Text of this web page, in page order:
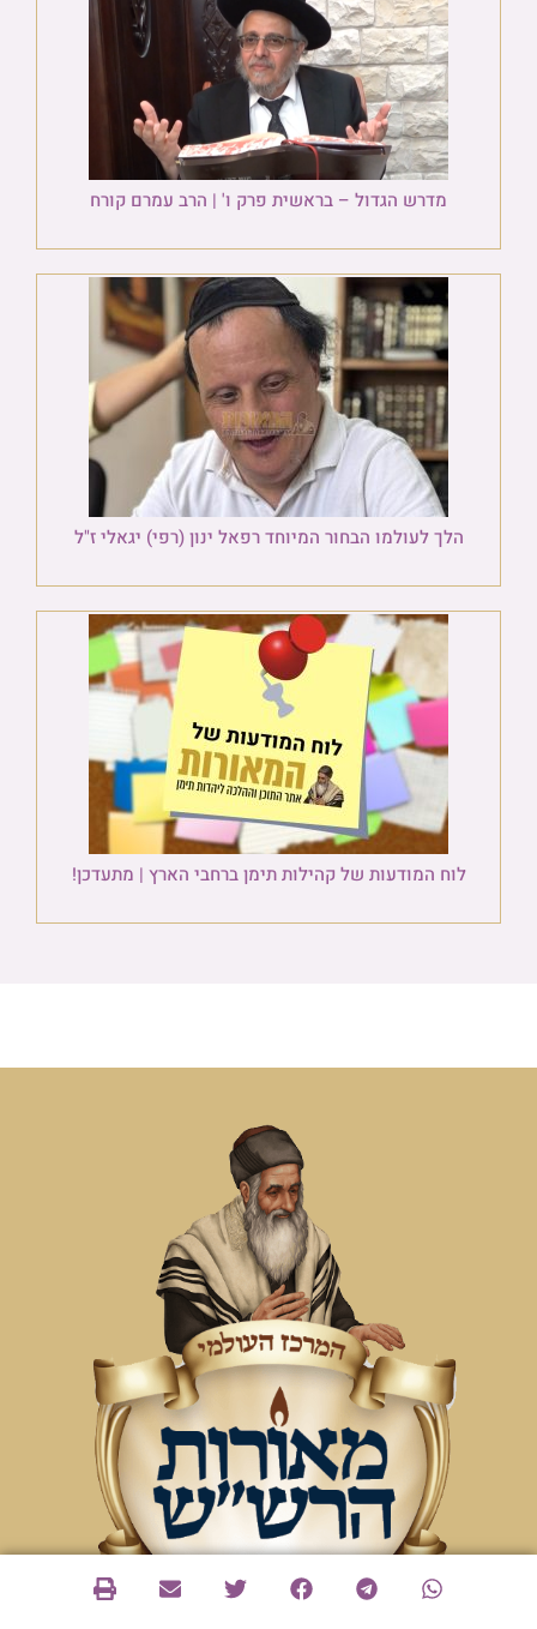
מדרש הגדול – בראשית פרק ו' | הרב עמרם קורח
הלך לעולמו הבחור המיוחד רפאל ינון (רפי) יגאלי ז"ל
לוח המודעות של קהילות תימן ברחבי הארץ | מתעדכן!